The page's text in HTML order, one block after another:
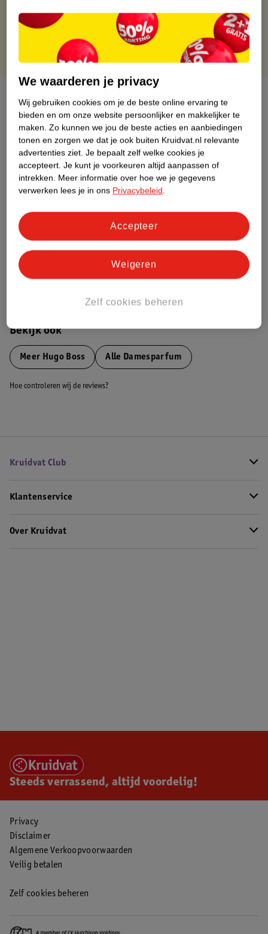
Gratis punten met je Kruidvat kaart
Over dit product
Productinformatie
Etiketinformatie
Nature Impact Score
Dit product heeft (nog) geen Nature
Impact Score.
Bekijk ook
Meer Hugo Boss Alle Damesparfum
Hoe controleren wij de reviews?
Kruidvat Club
Klantenservice
Over Kruidvat
Steeds verrassend, altijd voordelig!
Privacy
Disclaimer
Algemene Verkoopvoorwaarden
Veilig betalen
Zelf cookies beheren
We waarderen je privacy
Wij gebruiken cookies om je de beste online ervaring te
bieden en om onze website persoonlijker en makkelijker te
maken. Zo kunnen we jou de beste acties en aanbiedingen
tonen en zorgen we dat je ook buiten Kruidvat.nl relevante
advertenties ziet. Je bepaalt zelf welke cookies je
accepteert. Je kunt je voorkeuren altijd aanpassen of
intrekken. Meer informatie over hoe we je gegevens
verwerken lees je in ons Privacybeleid.
Zelf cookies beheren
Weigeren
Accepteer